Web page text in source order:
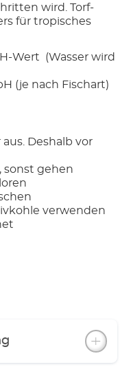
wird. Torf-
für tropisches
Wert (Wasser wird
(je nach Fischart)
Deshalb vor
sonst gehen
verwenden